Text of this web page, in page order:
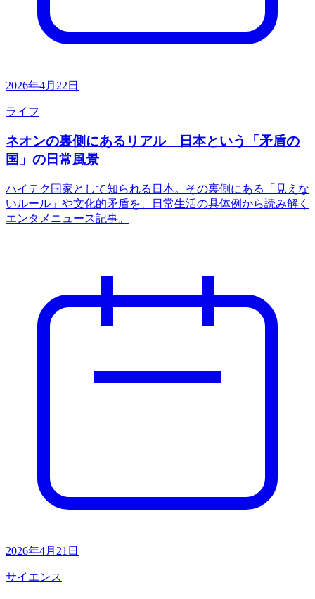
2026年4月22日
ライフ
ネオンの裏側にあるリアル 日本という「矛盾の
国」の日常風景
ハイテク国家として知られる日本。その裏側にある「見えな
いルール」や文化的矛盾を、日常生活の具体例から読み解く
エンタメニュース記事。
2026年4月21日
サイエンス